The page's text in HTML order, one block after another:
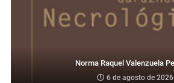
Norma Raquel Valenzuela
6 de agosto de 2026